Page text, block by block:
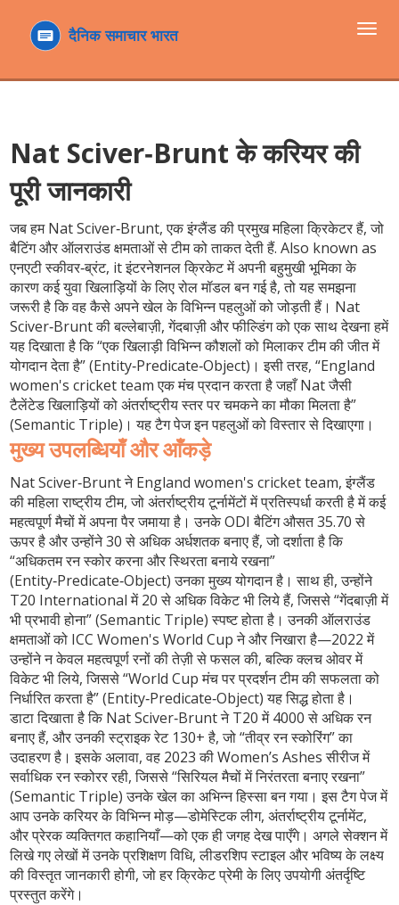
टॉगल
Nat Sciver‑Brunt के करियर की
पूरी जानकारी
जब हमNat Sciver‑Brunt,एक इंग्लैंड की प्रमुख महिला क्रिकेटर हैं, जो
बैटिंग और ऑलराउंड क्षमताओं से टीम को ताकत देती हैं. Also known as
एनएटी स्कीवर‑ब्रंट, itइंटरनेशनल क्रिकेट में अपनी बहुमुखी भूमिका के
कारण कई युवा खिलाड़ियों के लिए रोल मॉडल बन गई है, तो यह समझना
जरूरी है कि वह कैसे अपने खेल के विभिन्न पहलुओं को जोड़ती हैं। Nat
Sciver‑Brunt की बल्लेबाज़ी, गेंदबाज़ी और फील्डिंग को एक साथ देखना हमें
यह दिखाता है कि “एक खिलाड़ी विभिन्न कौशलों को मिलाकर टीम की जीत में
योगदान देता है” (Entity‑Predicate‑Object)। इसी तरह, “England
women's cricket team एक मंच प्रदान करता है जहाँ Nat जैसी
टैलेंटेड खिलाड़ियों को अंतर्राष्ट्रीय स्तर पर चमकने का मौका मिलता है”
(Semantic Triple)। यह टैग पेज इन पहलुओं को विस्तार से दिखाएगा।
मुख्य उपलब्धियाँ और आँकड़े
Nat Sciver‑Brunt नेEngland women's cricket team,इंग्लैंड
की महिला राष्ट्रीय टीम, जो अंतर्राष्ट्रीय टूर्नामेंटों में प्रतिस्पर्धा करती हैमें कई
महत्वपूर्ण मैचों में अपना पैर जमाया है। उनके ODI बैटिंग औसत 35.70 से
ऊपर है और उन्होंने 30 से अधिक अर्धशतक बनाए हैं, जो दर्शाता है कि
“अधिकतम रन स्कोर करना और स्थिरता बनाये रखना”
(Entity‑Predicate‑Object) उनका मुख्य योगदान है। साथ ही, उन्होंने
T20 International में 20 से अधिक विकेट भी लिये हैं, जिससे “गेंदबाज़ी में
भी प्रभावी होना” (Semantic Triple) स्पष्ट होता है। उनकी ऑलराउंड
क्षमताओं को ICC Women's World Cup ने और निखारा है—2022 में
उन्होंने न केवल महत्वपूर्ण रनों की तेज़ी से फसल की, बल्कि क्लच ओवर में
विकेट भी लिये, जिससे “World Cup मंच पर प्रदर्शन टीम की सफलता को
निर्धारित करता है” (Entity‑Predicate‑Object) यह सिद्ध होता है।
डाटा दिखाता है कि Nat Sciver‑Brunt ने T20 में 4000 से अधिक रन
बनाए हैं, और उनकी स्ट्राइक रेट 130+ है, जो “तीव्र रन स्कोरिंग” का
उदाहरण है। इसके अलावा, वह 2023 की Women’s Ashes सीरीज में
सर्वाधिक रन स्कोरर रही, जिससे “सिरियल मैचों में निरंतरता बनाए रखना”
(Semantic Triple) उनके खेल का अभिन्न हिस्सा बन गया। इस टैग पेज में
आप उनके करियर के विभिन्न मोड़—डोमेस्टिक लीग, अंतर्राष्ट्रीय टूर्नामेंट,
और प्रेरक व्यक्तिगत कहानियाँ—को एक ही जगह देख पाएँगे। अगले सेक्शन में
लिखे गए लेखों में उनके प्रशिक्षण विधि, लीडरशिप स्टाइल और भविष्य के लक्ष्य
की विस्तृत जानकारी होगी, जो हर क्रिकेट प्रेमी के लिए उपयोगी अंतर्दृष्टि
प्रस्तुत करेंगे।